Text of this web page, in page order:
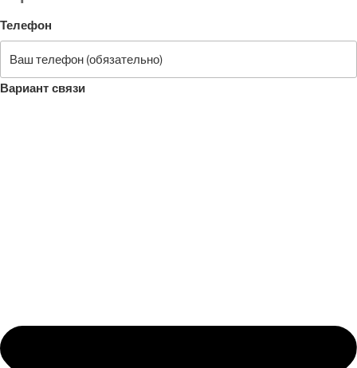
Телефон
Вариант связи